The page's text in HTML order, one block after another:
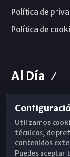
Política de
Política de
Al Día
Horarios de
Hemeroteca
WhatsApp
Utilizamos
técnicos, de
contenidos
Puedes aceptar